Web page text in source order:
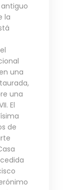
la
una
una
El
de